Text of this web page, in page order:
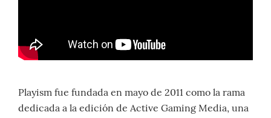
Playism fue fundada en mayo de 2011 como la rama
dedicada a la edición de Active Gaming Media, una